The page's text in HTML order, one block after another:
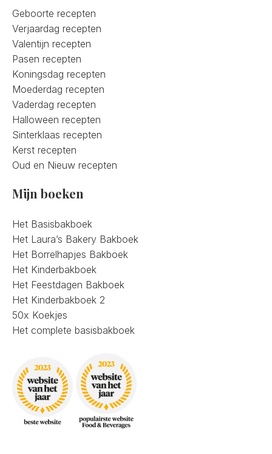
Geboorte recepten
Verjaardag recepten
Valentijn recepten
Pasen recepten
Koningsdag recepten
Moederdag recepten
Vaderdag recepten
Halloween recepten
Sinterklaas recepten
Kerst recepten
Oud en Nieuw recepten
Mijn boeken
Het Basisbakboek
Het Laura’s Bakery Bakboek
Het Borrelhapjes Bakboek
Het Kinderbakboek
Het Feestdagen Bakboek
Het Kinderbakboek 2
50x Koekjes
Het complete basisbakboek